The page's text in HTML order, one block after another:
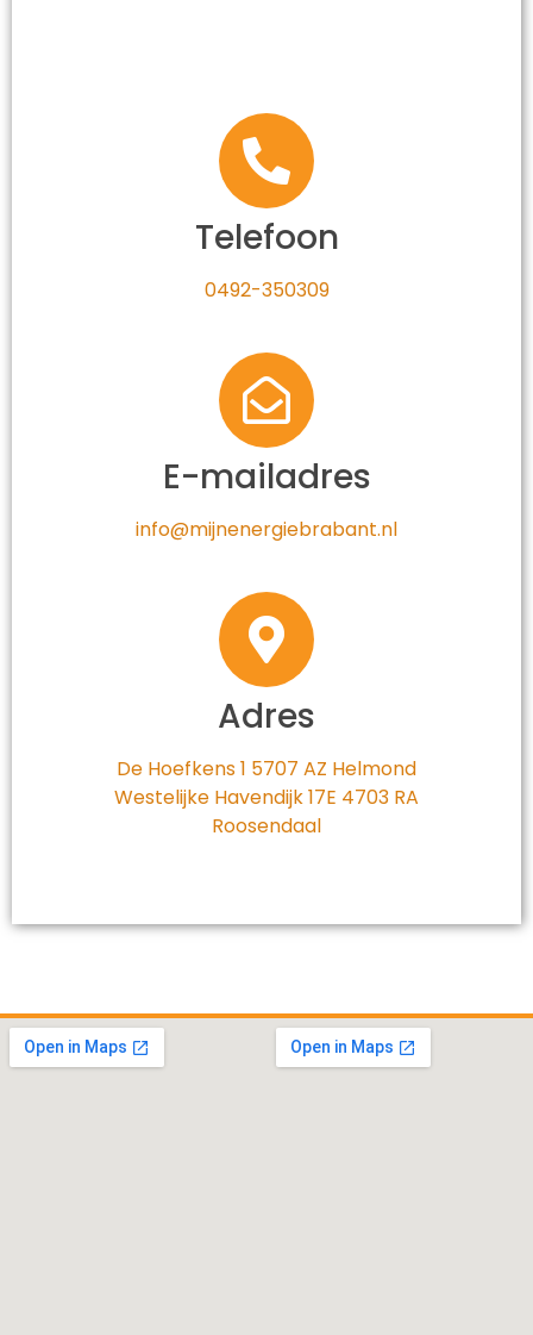
Telefoon
0492-350309
E-mailadres
info@mijnenergiebrabant.nl
Adres
De Hoefkens 1 5707 AZ Helmond
Westelijke Havendijk 17E 4703 RA
Roosendaal